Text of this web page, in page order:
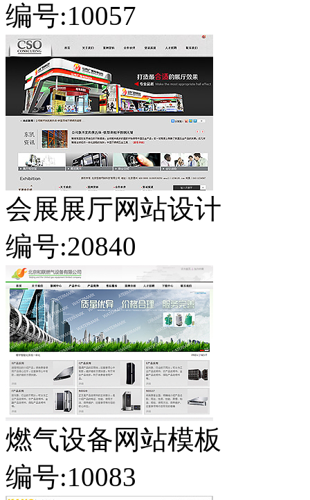
编号:10057
会展展厅网站设计
编号:20840
燃气设备网站模板
编号:10083